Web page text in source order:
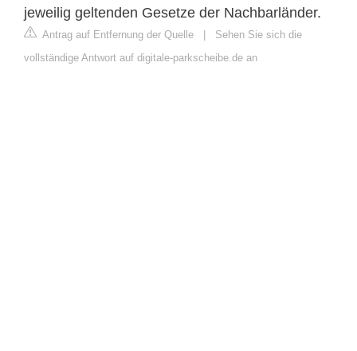
jeweilig geltenden Gesetze der Nachbarländer.
Antrag auf Entfernung der Quelle | Sehen Sie sich die
vollständige Antwort auf digitale-parkscheibe.de an